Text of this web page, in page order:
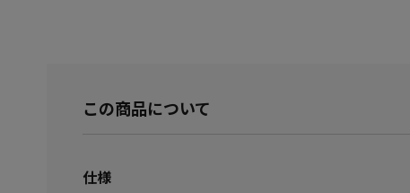
この商品について
仕様